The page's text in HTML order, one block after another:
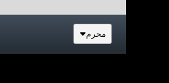
محرم